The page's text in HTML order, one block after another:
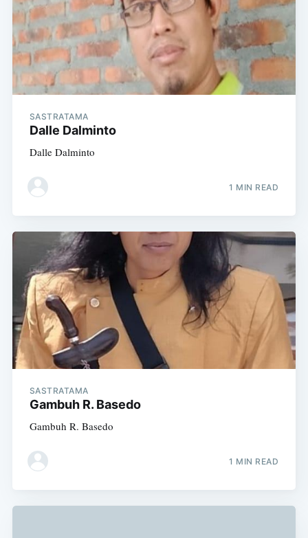
SASTRATAMA
Dalle Dalminto
Dalle Dalminto
1 MIN READ
SASTRATAMA
Gambuh R. Basedo
Gambuh R. Basedo
1 MIN READ